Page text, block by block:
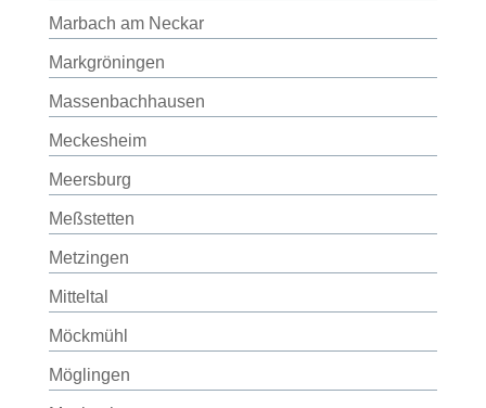
Marbach am Neckar
Markgröningen
Massenbachhausen
Meckesheim
Meersburg
Meßstetten
Metzingen
Mitteltal
Möckmühl
Möglingen